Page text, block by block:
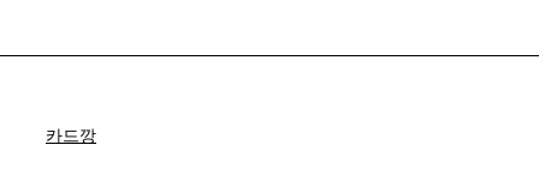
카드깡